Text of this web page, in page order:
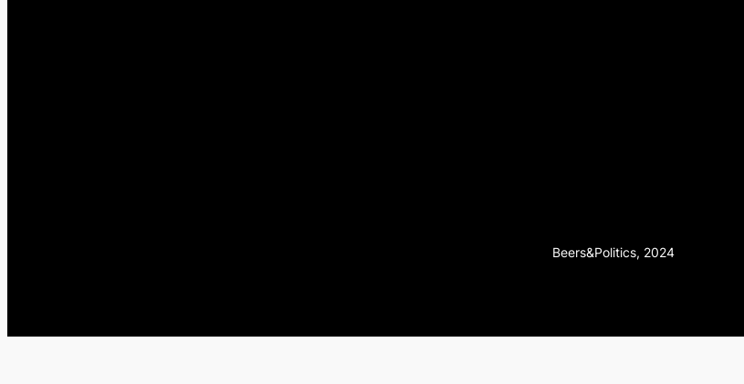
Beers&Politics, 2024